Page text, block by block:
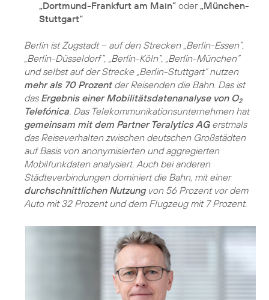
„Dortmund-Frankfurt am Main” oder „München-
Stuttgart“
Berlin ist Zugstadt – auf den Strecken „Berlin-Essen”,
„Berlin-Düsseldorf”, „Berlin-Köln”, „Berlin-München”
und selbst auf der Strecke „Berlin-Stuttgart“ nutzen
mehr als 70 Prozentder Reisenden die Bahn. Das ist
das Ergebnis einer Mobilitätsdatenanalyse von O2
Telefónica . Das Telekommunikationsunternehmen hat
gemeinsam mit dem Partner Teralytics AGerstmals
das Reiseverhalten zwischen deutschen Großstädten
auf Basis von anonymisierten und aggregierten
Mobilfunkdaten analysiert. Auch bei anderen
Städteverbindungen dominiert die Bahn, mit einer
durchschnittlichen Nutzungvon 56 Prozent vor dem
Auto mit 32 Prozent und dem Flugzeug mit 7 Prozent.